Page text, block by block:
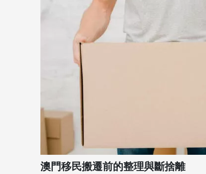
澳門移民搬遷前的整理與斷捨離